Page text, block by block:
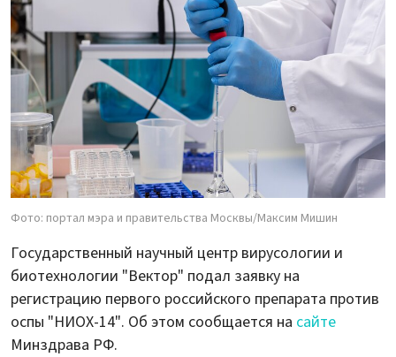
Фото: портал мэра и правительства Москвы/Максим Мишин
Государственный научный центр вирусологии и
биотехнологии "Вектор" подал заявку на
регистрацию первого российского препарата против
оспы "НИОХ-14". Об этом сообщается на сайте
Минздрава РФ.